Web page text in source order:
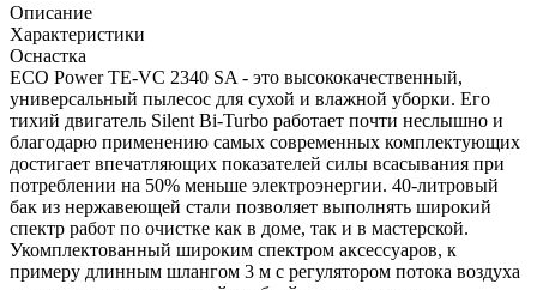
Описание
Характеристики
Оснастка
ECO Power TE-VC 2340 SA - это высококачественный,
универсальный пылесос для сухой и влажной уборки. Его
тихий двигатель Silent Bi-Turbo работает почти неслышно и
благодарю применению самых современных комплектующих
достигает впечатляющих показателей силы всасывания при
потреблении на 50% меньше электроэнергии. 40-литровый
бак из нержавеющей стали позволяет выполнять широкий
спектр работ по очистке как в доме, так и в мастерской.
Укомплектованный широким спектром аксессуаров, к
примеру длинным шлангом 3 м с регулятором потока воздуха